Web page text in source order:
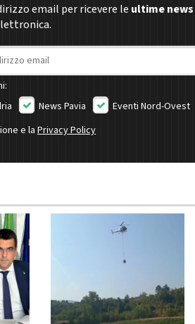
email per ricevere le ultime news
News Pavia
Eventi Nord-Ovest
e la Privacy Policy